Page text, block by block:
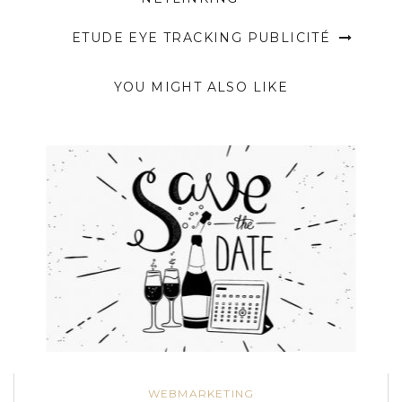
ETUDE EYE TRACKING PUBLICITÉ
YOU MIGHT ALSO LIKE
WEBMARKETING